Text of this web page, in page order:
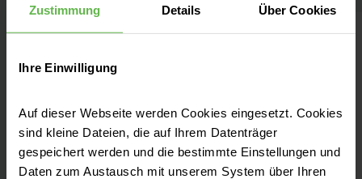
Zustimmung Details Über Cookies
Ihre Einwilligung
Auf dieser Webseite werden Cookies eingesetzt. Cookies
sind kleine Dateien, die auf Ihrem Datenträger
gespeichert werden und die bestimmte Einstellungen und
Daten zum Austausch mit unserem System über Ihren
Sie beachten?
Hüfte und schon ist es passiert: ein
schmerzhafter Oberschenkelhalsbruch.
Betroffen sind meist Menschen über 60